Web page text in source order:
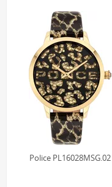
Police PL16028MSG.02